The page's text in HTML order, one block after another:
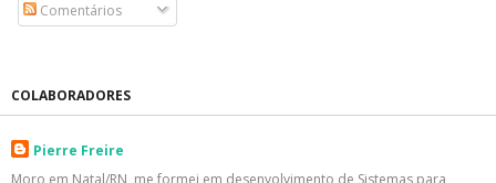
Comentários
COLABORADORES
Pierre Freire
Moro em Natal/RN, me formei em desenvolvimento de Sistemas para